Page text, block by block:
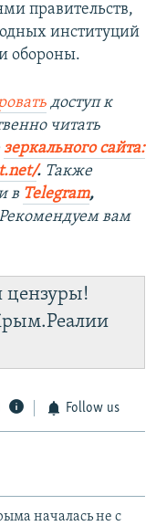
правительств,
институций
обороны.
доступ к
читать
зеркального сайта:
. ​ Также
в Telegram,
вам
цензуры!
Follow us
началась не с